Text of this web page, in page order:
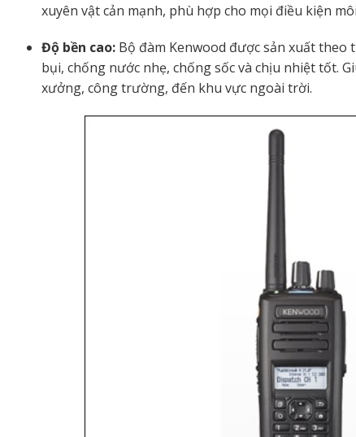
xuyên vật cản mạnh, phù hợp cho mọi điều kiện
Độ bền cao: Bộ đàm Kenwood được sản xuất theo
bụi, chống nước nhẹ, chống sốc và chịu nhiệt tốt.
xưởng, công trường, đến khu vực ngoài trời.